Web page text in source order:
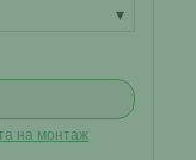
▾
на монтаж